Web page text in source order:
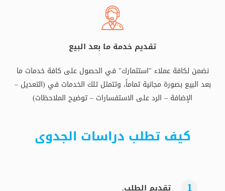
تقديم خدمة ما بعد البيع
نضمن لكافة عملاء "استثمارك" في الحصول على كافة خدمات ما
بعد البيع بصورة مجانية تماماً، وتتمثل تلك الخدمات في (التعديل –
الإضافة – الرد على الاستفسارات – توضيح الملاحظات)
كيف تطلب دراسات الجدوى
تقديم الطلب.